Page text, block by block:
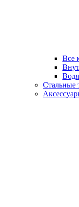
Все
Стальные